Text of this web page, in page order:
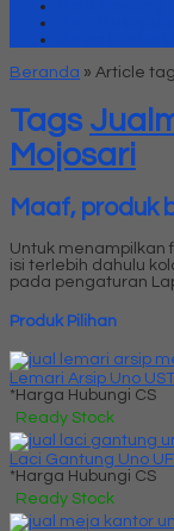
Beranda » Article
Tags
Mojosari
Maaf, produk
Untuk menampilkan
isi terlebih dahulu
pada pengaturan
Produk Pilihan
Lemari Arsip Uno
*Harga Hubungi CS
Ready Stock
Laci Gantung Uno
*Harga Hubungi CS
Ready Stock